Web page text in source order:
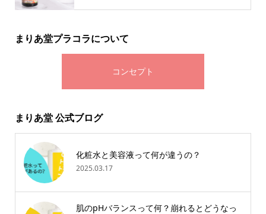
まりあ堂プラコラについて
コンセプト
まりあ堂 公式ブログ
化粧水と美容液って何が違うの？
2025.03.17
肌のpHバランスって何？崩れるとどうなっ